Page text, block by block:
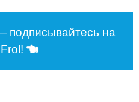
подписывайтесь на